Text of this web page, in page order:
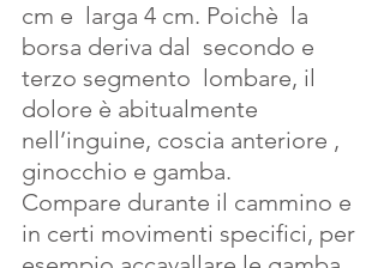
cm e  larga 4 cm. Poichè  la
borsa deriva dal  secondo e
terzo segmento  lombare, il
dolore è abitualmente
nell’inguine, coscia anteriore ,
ginocchio e gamba.
Compare durante il cammino e
in certi movimenti specifici, per